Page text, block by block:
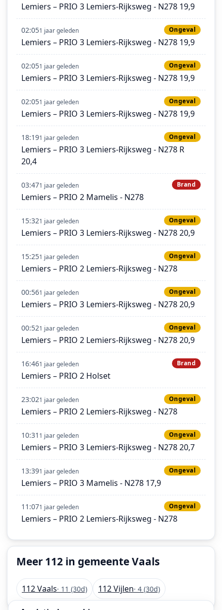
Lemiers – PRIO 3 Lemiers-Rijksweg - N278 19,9
02:051 jaar geleden Ongeval
Lemiers – PRIO 3 Lemiers-Rijksweg - N278 19,9
02:051 jaar geleden Ongeval
Lemiers – PRIO 3 Lemiers-Rijksweg - N278 19,9
02:051 jaar geleden Ongeval
Lemiers – PRIO 3 Lemiers-Rijksweg - N278 19,9
18:191 jaar geleden Ongeval
Lemiers – PRIO 3 Lemiers-Rijksweg - N278 R
20,4
03:471 jaar geleden Brand
Lemiers – PRIO 2 Mamelis - N278
15:321 jaar geleden Ongeval
Lemiers – PRIO 3 Lemiers-Rijksweg - N278 20,9
15:251 jaar geleden Ongeval
Lemiers – PRIO 2 Lemiers-Rijksweg - N278
00:561 jaar geleden Ongeval
Lemiers – PRIO 3 Lemiers-Rijksweg - N278 20,9
00:521 jaar geleden Ongeval
Lemiers – PRIO 2 Lemiers-Rijksweg - N278 20,9
16:461 jaar geleden Brand
Lemiers – PRIO 2 Holset
23:021 jaar geleden Ongeval
Lemiers – PRIO 2 Lemiers-Rijksweg - N278
10:31 1 jaar geleden Ongeval
Lemiers – PRIO 3 Lemiers-Rijksweg - N278 20,7
13:391 jaar geleden Ongeval
Lemiers – PRIO 3 Mamelis - N278 17,9
11:071 jaar geleden Ongeval
Lemiers – PRIO 2 Lemiers-Rijksweg - N278
Meer 112 in gemeente Vaals
112 Vaals· 11 (30d) 112 Vijlen· 4 (30d)